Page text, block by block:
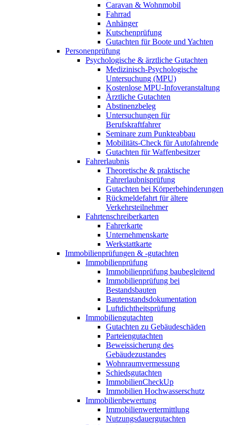
Caravan & Wohnmobil
Fahrrad
Anhänger
Kutschenprüfung
Gutachten für Boote und Yachten
Personenprüfung
Psychologische & ärztliche Gutachten
Medizinisch-Psychologische
Untersuchung (MPU)
Kostenlose MPU-Infoveranstaltung
Ärztliche Gutachten
Abstinenzbeleg
Untersuchungen für
Berufskraftfahrer
Seminare zum Punkteabbau
Mobilitäts-Check für Autofahrende
Gutachten für Waffenbesitzer
Fahrerlaubnis
Theoretische & praktische
Fahrerlaubnisprüfung
Gutachten bei Körperbehinderungen
Rückmeldefahrt für ältere
Verkehrsteilnehmer
Fahrtenschreiberkarten
Fahrerkarte
Unternehmenskarte
Werkstattkarte
Immobilienprüfungen & -gutachten
Immobilienprüfung
Immobilienprüfung baubegleitend
Immobilienprüfung bei
Bestandsbauten
Bautenstandsdokumentation
Luftdichtheitsprüfung
Immobiliengutachten
Gutachten zu Gebäudeschäden
Parteiengutachten
Beweissicherung des
Gebäudezustandes
Wohnraumvermessung
Schiedsgutachten
ImmobilienCheckUp
Immobilien Hochwasserschutz
Immobilienbewertung
Immobilienwertermittlung
Nutzungsdauergutachten